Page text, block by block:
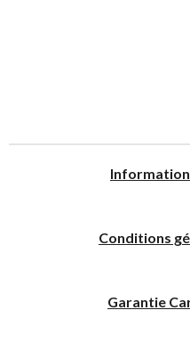
I
Conditions
Garantie